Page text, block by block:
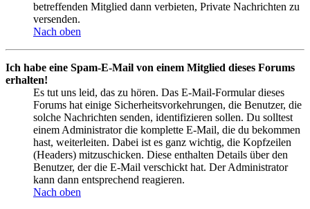
betreffenden Mitglied dann verbieten, Private Nachrichten zu
versenden.
Nach oben
Ich habe eine Spam-E-Mail von einem Mitglied dieses Forums
erhalten!
Es tut uns leid, das zu hören. Das E-Mail-Formular dieses
Forums hat einige Sicherheitsvorkehrungen, die Benutzer, die
solche Nachrichten senden, identifizieren sollen. Du solltest
einem Administrator die komplette E-Mail, die du bekommen
hast, weiterleiten. Dabei ist es ganz wichtig, die Kopfzeilen
(Headers) mitzuschicken. Diese enthalten Details über den
Benutzer, der die E-Mail verschickt hat. Der Administrator
kann dann entsprechend reagieren.
Nach oben